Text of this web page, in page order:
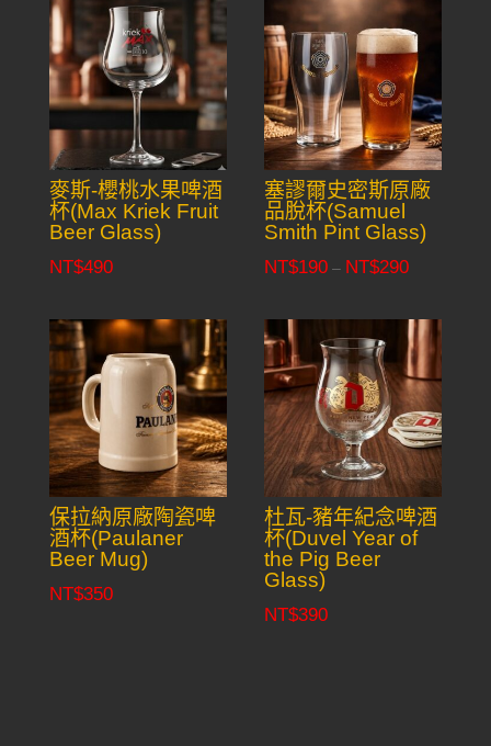
麥斯-櫻桃水果啤酒
杯(Max Kriek Fruit
Beer Glass)
NT$490
塞謬爾史密斯原廠
品脫杯(Samuel
Smith Pint Glass)
NT$190 – NT$290Price
NT$190
through
NT$290
保拉納原廠陶瓷啤
酒杯(Paulaner
Beer Mug)
NT$350
杜瓦-豬年紀念啤酒
杯(Duvel Year of
the Pig Beer
Glass)
NT$390